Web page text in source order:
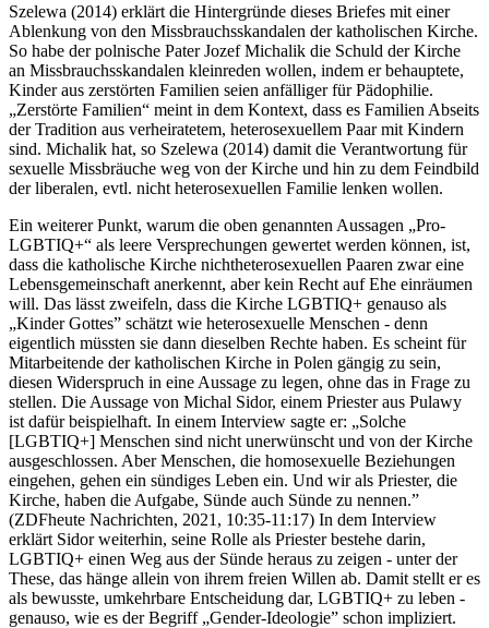
Szelewa (2014) erklärt die Hintergründe dieses Briefes mit einer
Ablenkung von den Missbrauchsskandalen der katholischen Kirche.
So habe der polnische Pater Jozef Michalik die Schuld der Kirche
an Missbrauchsskandalen kleinreden wollen, indem er behauptete,
Kinder aus zerstörten Familien seien anfälliger für Pädophilie.
„Zerstörte Familien“ meint in dem Kontext, dass es Familien Abseits
der Tradition aus verheiratetem, heterosexuellem Paar mit Kindern
sind. Michalik hat, so Szelewa (2014) damit die Verantwortung für
sexuelle Missbräuche weg von der Kirche und hin zu dem Feindbild
der liberalen, evtl. nicht heterosexuellen Familie lenken wollen.
Ein weiterer Punkt, warum die oben genannten Aussagen „Pro-
LGBTIQ+“ als leere Versprechungen gewertet werden können, ist,
dass die katholische Kirche nicht­heterosexuellen Paaren zwar eine
Lebensgemeinschaft anerkennt, aber kein Recht auf Ehe einräumen
will. Das lässt zweifeln, dass die Kirche LGBTIQ+ genauso als
„Kinder Gottes” schätzt wie heterosexuelle Menschen - denn
eigentlich müssten sie dann dieselben Rechte haben. Es scheint für
Mitarbeitende der katholischen Kirche in Polen gängig zu sein,
diesen Widerspruch in eine Aussage zu legen, ohne das in Frage zu
stellen. Die Aussage von Michal Sidor, einem Priester aus Pulawy
ist dafür beispielhaft. In einem Interview sagte er: „Solche
[LGBTIQ+] Menschen sind nicht unerwünscht und von der Kirche
ausgeschlossen. Aber Menschen, die homosexuelle Beziehungen
eingehen, gehen ein sündiges Leben ein. Und wir als Priester, die
Kirche, haben die Aufgabe, Sünde auch Sünde zu nennen.”
(ZDFheute Nachrichten, 2021, 10:35-11:17) In dem Interview
erklärt Sidor weiterhin, seine Rolle als Priester bestehe darin,
LGBTIQ+ einen Weg aus der Sünde heraus zu zeigen - unter der
These, das hänge allein von ihrem freien Willen ab. Damit stellt er es
als bewusste, umkehrbare Entscheidung dar, LGBTIQ+ zu leben -
genauso, wie es der Begriff „Gender-Ideologie” schon impliziert.